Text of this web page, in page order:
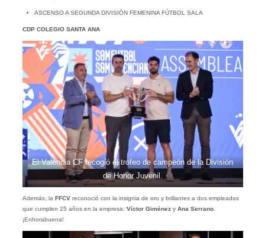
ASCENSO A SEGUNDA DIVISIÓN FEMENINA FÚTBOL SALA
CDP COLEGIO SANTA ANA
El Valencia CF recogió el trofeo de campeón de la División
de Honor Juvenil.
Además, la FFCVreconoció con la insignia de oro y brillantes a dos empleados
que cumplen 25 años en la empresa: Víctor Giménezy Ana Serrano.
¡Enhorabuena!